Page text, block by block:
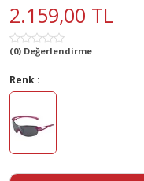
2.159,00 TL
(0) Değerlendirme
Renk :